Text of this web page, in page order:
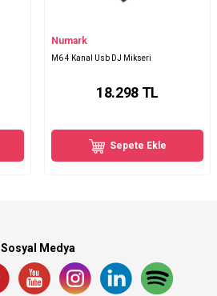
Numark
M6 4 Kanal Usb DJ Mikseri
18.298TL
Sepete Ekle
Sosyal Medya